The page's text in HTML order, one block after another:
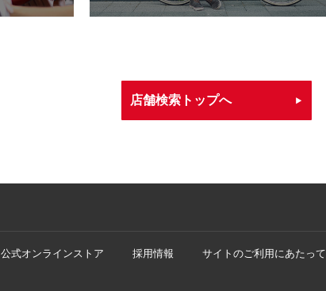
店舗検索トップへ
公式オンラインストア 採用情報 サイトのご利用にあたって